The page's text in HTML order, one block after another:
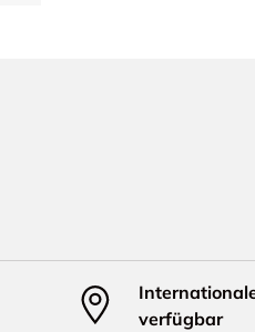
verfügbar